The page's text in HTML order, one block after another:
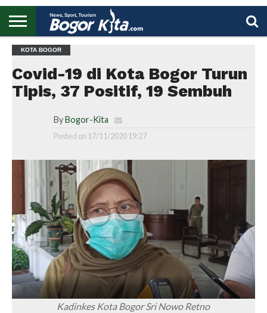
BOGOR
REGIONAL
NASIONAL
PENDIDIKAN
WISATA
OLAHRAGA
LAPORAN
PROFIL
KOTA BOGOR
Covid-19 di Kota Bogor Turun
Tipis, 37 Positif, 19 Sembuh
By Bogor-Kita
Posted on 17/11/2020 19:27
Kadinkes Kota Bogor Sri Nowo Retno